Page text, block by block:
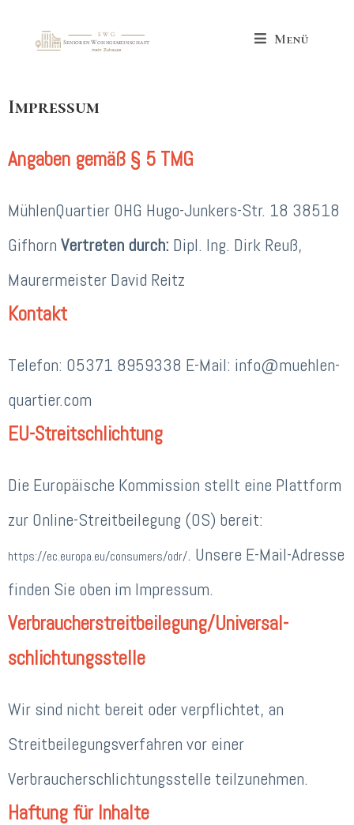
Menü
Impressum
Angaben gemäß § 5 TMG
MühlenQuartier OHG Hugo-Junkers-Str. 18 38518
Gifhorn Vertreten durch: Dipl. Ing. Dirk Reuß,
Maurermeister David Reitz
Kontakt
Telefon: 05371 8959338 E-Mail: info@muehlen-
quartier.com
EU-Streitschlichtung
Die Europäische Kommission stellt eine Plattform
zur Online-Streitbeilegung (OS) bereit:
https://ec.europa.eu/consumers/odr/. Unsere E-Mail-Adresse
finden Sie oben im Impressum.
Verbraucher­streit­beilegung/Universal­
schlichtungs­stelle
Wir sind nicht bereit oder verpflichtet, an
Streitbeilegungsverfahren vor einer
Verbraucherschlichtungsstelle teilzunehmen.
Haftung für Inhalte